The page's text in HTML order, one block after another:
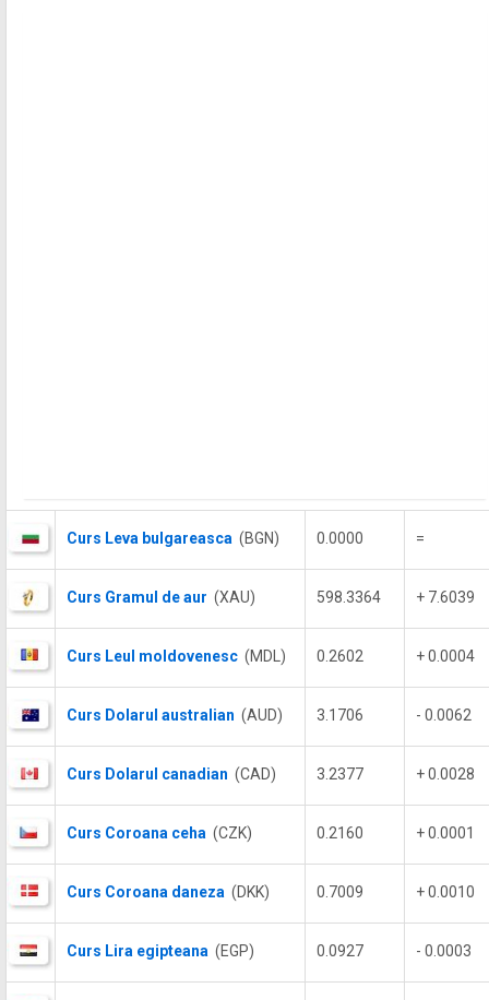
Curs Leva bulgareasca (BGN) 0.0000 =
Curs Gramul de aur (XAU) 598.3364 + 7.6039
Curs Leul moldovenesc (MDL) 0.2602 + 0.0004
Curs Dolarul australian (AUD) 3.1706 - 0.0062
Curs Dolarul canadian (CAD) 3.2377 + 0.0028
Curs Coroana ceha (CZK) 0.2160 + 0.0001
Curs Coroana daneza (DKK) 0.7009 + 0.0010
Curs Lira egipteana (EGP) 0.0927 - 0.0003